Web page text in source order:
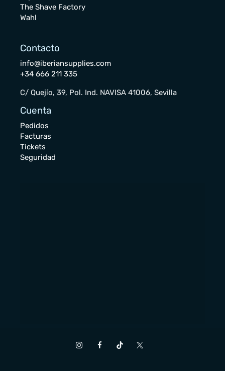
The Shave Factory
Wahl
Contacto
info@iberiansupplies.com
+34 666 211 335
C/ Quejío, 39, Pol. Ind. NAVISA 41006, Sevilla
Cuenta
Pedidos
Facturas
Tickets
Seguridad